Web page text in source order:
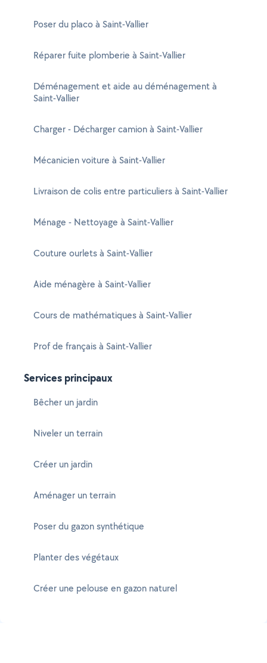
Poser du placo à Saint-Vallier
Réparer fuite plomberie à Saint-Vallier
Déménagement et aide au déménagement à
Saint-Vallier
Charger - Décharger camion à Saint-Vallier
Mécanicien voiture à Saint-Vallier
Livraison de colis entre particuliers à Saint-Vallier
Ménage - Nettoyage à Saint-Vallier
Couture ourlets à Saint-Vallier
Aide ménagère à Saint-Vallier
Cours de mathématiques à Saint-Vallier
Prof de français à Saint-Vallier
Services principaux
Bêcher un jardin
Niveler un terrain
Créer un jardin
Aménager un terrain
Poser du gazon synthétique
Planter des végétaux
Créer une pelouse en gazon naturel